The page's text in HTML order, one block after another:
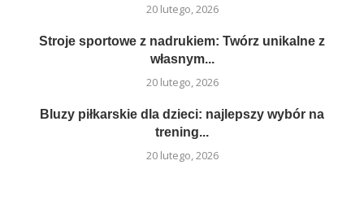
20 lutego, 2026
Stroje sportowe z nadrukiem: Twórz unikalne z
własnym...
20 lutego, 2026
Bluzy piłkarskie dla dzieci: najlepszy wybór na
trening...
20 lutego, 2026